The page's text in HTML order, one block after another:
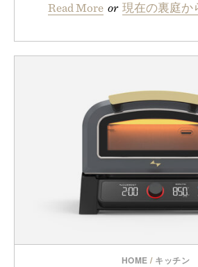
Read More or 現在の裏庭か
HOME / キッチン